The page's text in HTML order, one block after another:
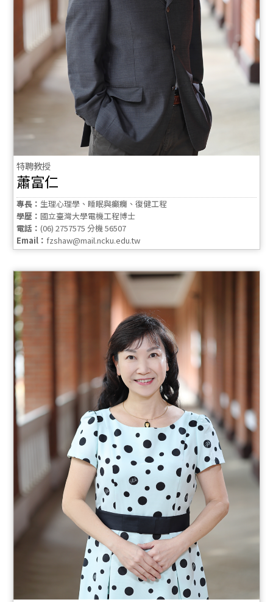
特聘教授
蕭富仁
專長： 生理心理學、睡眠與癲癇、復健工程
學歷： 國立臺灣大學電機工程博士
電話： (06) 2757575 分機 56507
Email： fzshaw@mail.ncku.edu.tw